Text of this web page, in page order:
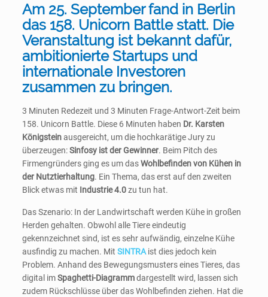
Am 25. September fand in Berlin
das 158. Unicorn Battle statt. Die
Veranstaltung ist bekannt dafür,
ambitionierte Startups und
internationale Investoren
zusammen zu bringen.
3 Minuten Redezeit und 3 Minuten Frage-Antwort-Zeit beim
158. Unicorn Battle. Diese 6 Minuten haben Dr. Karsten
Königsteinausgereicht, um die hochkarätige Jury zu
überzeugen:Sinfosy ist der Gewinner. Beim Pitch des
Firmengründers ging es um dasWohlbefinden von Kühen in
der Nutztierhaltung. Ein Thema, das erst auf den zweiten
Blick etwas mit Industrie 4.0zu tun hat.
Das Szenario: In der Landwirtschaft werden Kühe in großen
Herden gehalten. Obwohl alle Tiere eindeutig
gekennzeichnet sind, ist es sehr aufwändig, einzelne Kühe
ausfindig zu machen. MitSINTRAist dies jedoch kein
Problem. Anhand des Bewegungsmusters eines Tieres, das
digital imSpaghetti-Diagrammdargestellt wird, lassen sich
zudem Rückschlüsse über das Wohlbefinden ziehen. Hat die